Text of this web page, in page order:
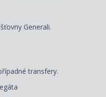
Generali.
transfery.